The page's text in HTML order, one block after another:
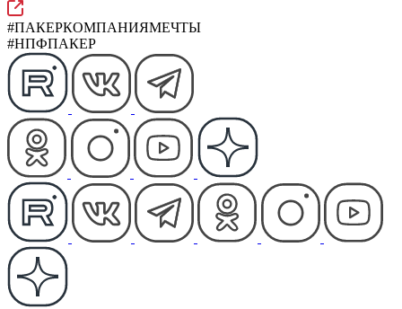
#ПАКЕРКОМПАНИЯМЕЧТЫ
#НПФПАКЕР